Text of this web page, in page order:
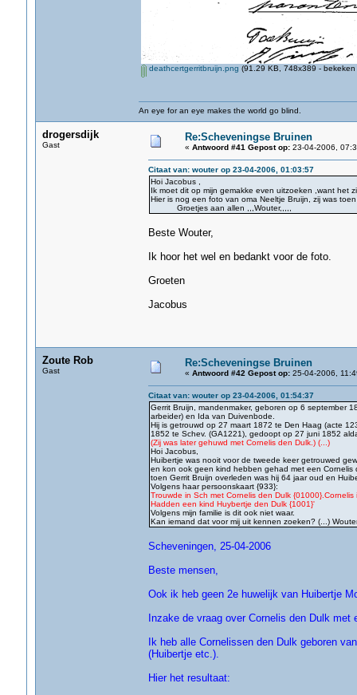
deathcertgerritbruijn.png (91.29 KB, 748x389 - bekeken
An eye for an eye makes the world go blind.
drogersdijk
Gast
Re:Scheveningse Bruinen
« Antwoord #41 Gepost op:23-04-2006,
Citaat van: wouter op 23-04-2006, 01:03:57
Hoi Jacobus ,
Ik moet dit op mijn gemakke even uitzoeken ,want het
Hier is nog een foto van oma Neeltje Bruijn, zij was
Groetjes aan allen ,,,Wouter,,,,,
Beste Wouter,
Ik hoor het wel en bedankt voor de foto.
Groeten
Jacobus
Zoute Rob
Gast
Re:Scheveningse Bruinen
« Antwoord #42 Gepost op:25-04-2006,
Citaat van: wouter op 23-04-2006, 01:54:37
Gerrit Bruijn, mandenmaker, geboren op 6 september
arbeider) en Ida van Duivenbode.
Hij is getrouwd op 27 maart 1872 te Den Haag (acte
1852 te Schev. (GA1221), gedoopt op 27 juni 1852
(Zij was later gehuwd met Cornelis den Dulk.) (...)
Hoi Jacobus,
Huibertje was nooit voor de tweede keer getrouwed
en kon ook geen kind hebben gehad met een Cornelis
toen Gerrit Bruijn overleden was hij 64 jaar oud en
Volgens haar persoonskaart {933}:
Trouwde in Sch met Cornelis den Dulk {01000}.Cornelis
Hadden een kind Huybertje den Dulk {1001}'
Volgens mijn familie is dit ook niet waar.
Kan iemand dat voor mij uit kennen zoeken? (...)
Scheveningen, 25-04-2006
Beste mensen,
Ook ik heb geen 2e huwelijk van Huibertje
Inzake de vraag over Cornelis den Dulk
Ik heb alle Cornelissen den Dulk geboren
(Huibertje etc.).
Hier het resultaat: